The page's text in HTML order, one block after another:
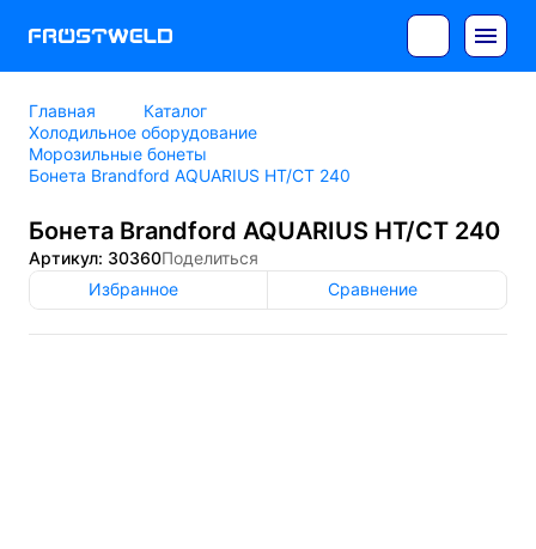
Главная
Каталог
Холодильное оборудование
Морозильные бонеты
Бонета Brandford AQUARIUS НТ/СТ 240
Бонета Brandford AQUARIUS НТ/СТ 240
Артикул: 30360Поделиться
Избранное
Сравнение